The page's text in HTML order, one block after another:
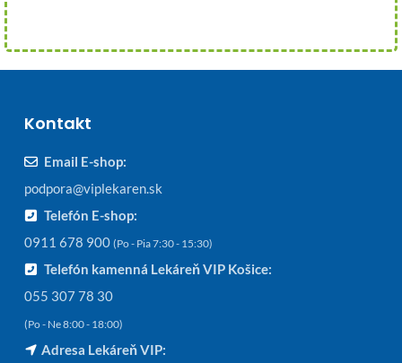
Kontakt
Email E-shop:
podpora@viplekaren.sk
Telefón E-shop:
0911 678 900 (Po - Pia 7:30 - 15:30)
Telefón kamenná Lekáreň VIP Košice:
055 307 78 30
(Po - Ne 8:00 - 18:00)
Adresa Lekáreň VIP: